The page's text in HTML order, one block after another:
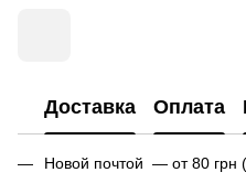
Доставка Оплата
Новой почтой — от 80 грн